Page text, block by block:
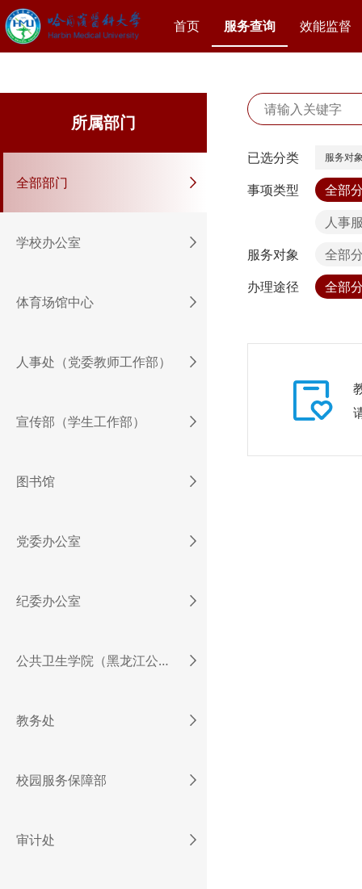
首页 服务查询 效能监督
所属部门
全部部门
学校办公室
体育场馆中心
人事处（党委教师工作部）
宣传部（学生工作部）
图书馆
党委办公室
纪委办公室
公共卫生学院（黑龙江公共卫生与健康研究院）
教务处
校园服务保障部
审计处
已选分类 服务对
事项类型
全部
人事
服务对象
全部
办理途径
全部